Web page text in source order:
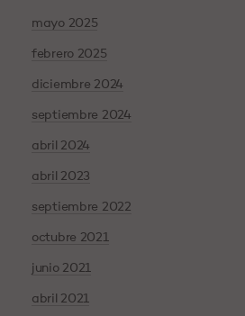
mayo 2025
febrero 2025
diciembre 2024
septiembre 2024
abril 2024
abril 2023
septiembre 2022
octubre 2021
junio 2021
abril 2021